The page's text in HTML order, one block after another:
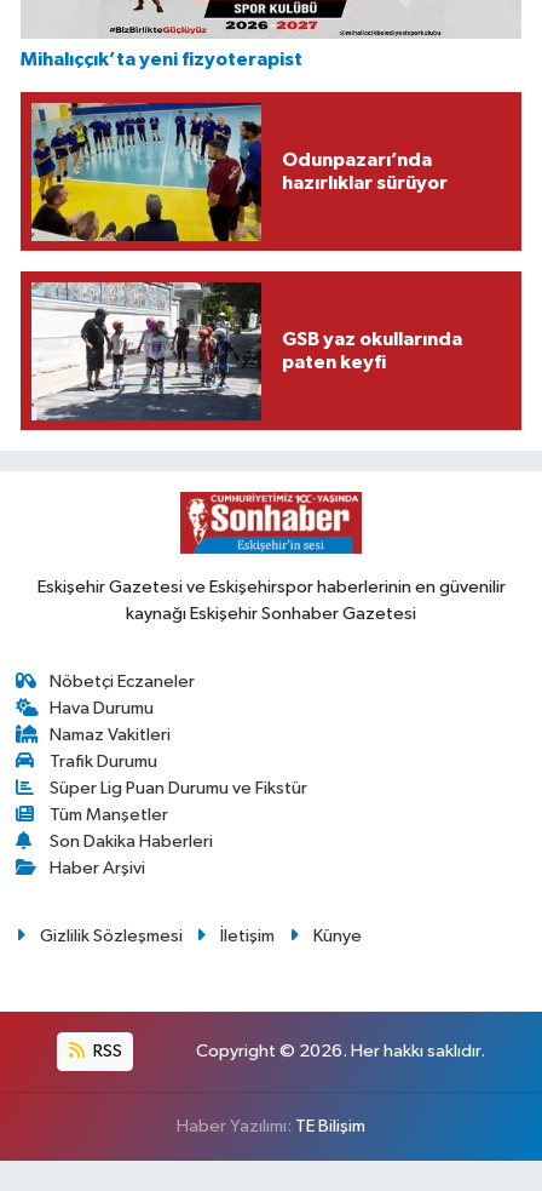
Mihalıççık’ta yeni fizyoterapist
Odunpazarı’nda
hazırlıklar sürüyor
GSB yaz okullarında
paten keyfi
Eskişehir Gazetesi ve Eskişehirspor haberlerinin en güvenilir
kaynağı Eskişehir Sonhaber Gazetesi
Nöbetçi Eczaneler
Hava Durumu
Namaz Vakitleri
Trafik Durumu
Süper Lig Puan Durumu ve Fikstür
Tüm Manşetler
Son Dakika Haberleri
Haber Arşivi
Gizlilik Sözleşmesi İletişim Künye
RSS Copyright © 2026. Her hakkı saklıdır.
Haber Yazılımı: TE Bilişim